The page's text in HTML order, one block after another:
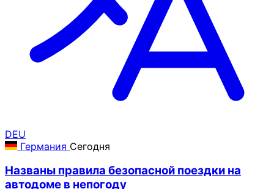
DEU
Германия Сегодня
Названы правила безопасной поездки на
автодоме в непогоду